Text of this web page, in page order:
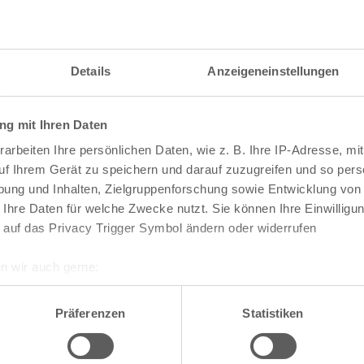
Details Anzeigeneinstellungen
mit Ihren Daten
Ihre persönlichen Daten, wie z. B. Ihre IP-Adresse,
Ihrem Gerät zu speichern und darauf zuzugreifen und so
und Inhalten, Zielgruppenforschung sowie Entwicklung
Daten für welche Zwecke nutzt. Sie können Ihre
das Privacy Trigger Symbol ändern oder widerrufen
geografische Lage erfassen, welche bis auf einige Meter
Scannen nach bestimmten Merkmalen (Fingerprinting)
Ihre persönlichen Daten verarbeitet werden, und legen Sie
Präferenzen Statistiken
Darstellung des RVR-Kartenwerks
mit vielen weiteren Details wie z.B.